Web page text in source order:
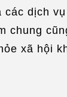
các dịch
chung
xã hội